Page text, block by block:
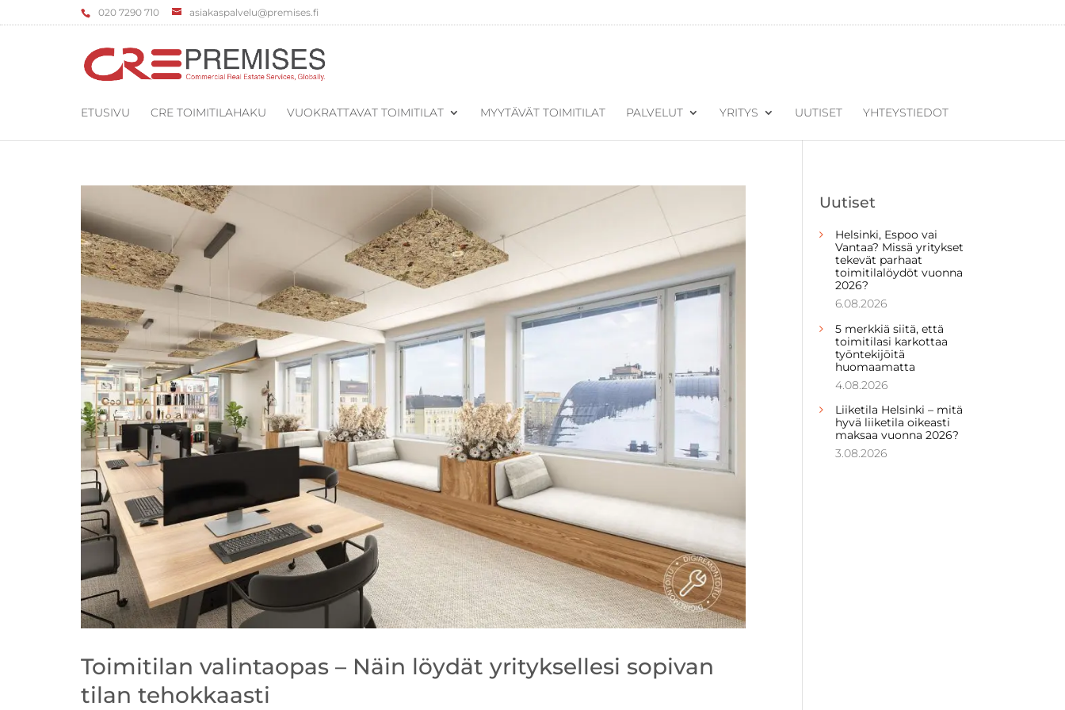
‌020 7290 710 asiakaspalvelu@premises.fi
ETUSIVU CRE TOIMITILAHAKU VUOKRATTAVAT TOIMITILAT MYYTÄVÄT TOIMITILAT PALVELUT YRITYS UUTISET YHTEYSTIEDOT
Toimitilan valintaopas – Näin löydät yrityksellesi sopivan
tilan tehokkaasti
Uutiset
Helsinki, Espoo vai
Vantaa? Missä yritykset
tekevät parhaat
toimitilalöydöt vuonna
2026?
6.08.2026
5 merkkiä siitä, että
toimitilasi karkottaa
työntekijöitä
huomaamatta
4.08.2026
Liiketila Helsinki – mitä
hyvä liiketila oikeasti
maksaa vuonna 2026?
3.08.2026